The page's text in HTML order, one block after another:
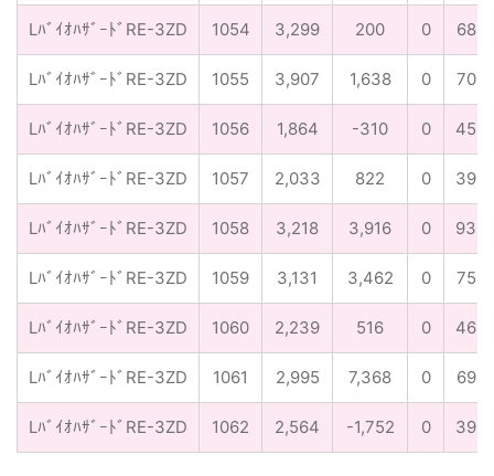
LﾊﾞｲｵﾊｻﾞｰﾄﾞRE-3ZD 1054 3,299 200 0 68
LﾊﾞｲｵﾊｻﾞｰﾄﾞRE-3ZD 1055 3,907 1,638 0 70
LﾊﾞｲｵﾊｻﾞｰﾄﾞRE-3ZD 1056 1,864 -310 0 45
LﾊﾞｲｵﾊｻﾞｰﾄﾞRE-3ZD 1057 2,033 822 0 39
LﾊﾞｲｵﾊｻﾞｰﾄﾞRE-3ZD 1058 3,218 3,916 0 93
LﾊﾞｲｵﾊｻﾞｰﾄﾞRE-3ZD 1059 3,131 3,462 0 75
LﾊﾞｲｵﾊｻﾞｰﾄﾞRE-3ZD 1060 2,239 516 0 46
LﾊﾞｲｵﾊｻﾞｰﾄﾞRE-3ZD 1061 2,995 7,368 0 69
LﾊﾞｲｵﾊｻﾞｰﾄﾞRE-3ZD 1062 2,564 -1,752 0 39